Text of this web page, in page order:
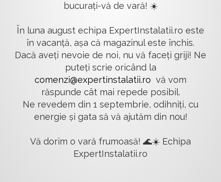
bucurați-vă de vară! ☀️
În luna august echipa ExpertInstalatii.ro este
în vacanță, așa că magazinul este închis.
Dacă aveți nevoie de noi, nu vă faceți griji! Ne
puteți scrie oricând la
comenzi@expertinstalatii.ro vă vom
răspunde cât mai repede posibil.
Ne revedem din 1 septembrie, odihniți, cu
energie și gata să vă ajutăm din nou!
Vă dorim o vară frumoasă! 🌊☀️ Echipa
ExpertInstalatii.ro